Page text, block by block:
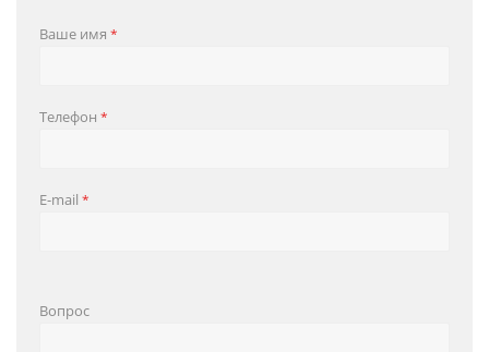
Ваше имя *
Телефон *
E-mail *
Вопрос